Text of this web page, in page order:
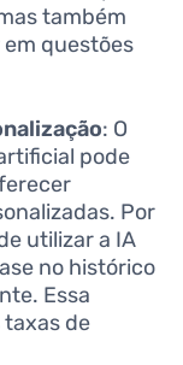
também
questões
: O
pode
Por
utilizar a IA
no histórico
Essa
de